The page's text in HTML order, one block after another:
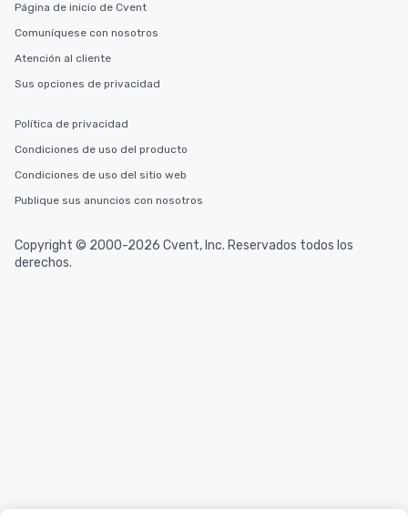
Página de inicio de Cvent
Comuníquese con nosotros
Atención al cliente
Sus opciones de privacidad
Política de privacidad
Condiciones de uso del producto
Condiciones de uso del sitio web
Publique sus anuncios con nosotros
Copyright © 2000-2026 Cvent, Inc. Reservados todos los
derechos.